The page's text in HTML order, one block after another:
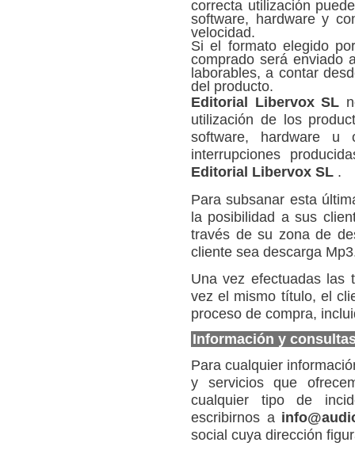
correcta utilización
software, hardware y
velocidad.
Si el formato elegido
comprado será enviado
laborables, a contar
del producto.
Editorial Libervox SL
utilización de los
software, hardware u
interrupciones
Editorial Libervox SL .
Para subsanar esta
la posibilidad a sus
través de su zona de
cliente sea descarga
Una vez efectuadas las
vez el mismo título, el
proceso de compra,
Información y
Para cualquier
y servicios que
cualquier tipo de
escribirnos a
social cuya dirección